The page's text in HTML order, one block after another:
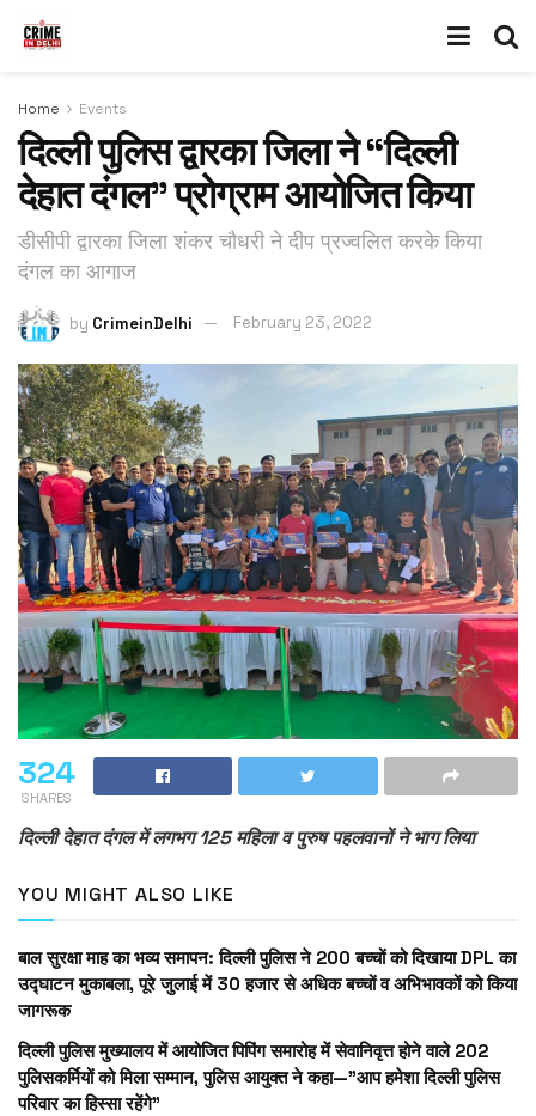
Home Events
दिल्ली पुलिस द्वारका जिला ने “दिल्ली
देहात दंगल” प्रोग्राम आयोजित किया
डीसीपी द्वारका जिला शंकर चौधरी ने दीप प्रज्वलित करके किया
दंगल का आगाज
by CrimeinDelhi February 23, 2022
324
SHARES
दिल्ली देहात दंगल में लगभग 125 महिला व पुरुष पहलवानों ने भाग लिया
YOU MIGHT ALSO LIKE
बाल सुरक्षा माह का भव्य समापन: दिल्ली पुलिस ने 200 बच्चों को दिखाया DPL का
उद्घाटन मुकाबला, पूरे जुलाई में 30 हजार से अधिक बच्चों व अभिभावकों को किया
जागरूक
दिल्ली पुलिस मुख्यालय में आयोजित पिपिंग समारोह में सेवानिवृत्त होने वाले 202
पुलिसकर्मियों को मिला सम्मान, पुलिस आयुक्त ने कहा—”आप हमेशा दिल्ली पुलिस
परिवार का हिस्सा रहेंगे”